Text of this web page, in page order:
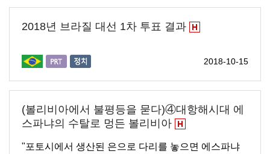
2018년 브라질 대선 1차 투표 결과
2018-10-15
(볼리비아에서 불평등을 묻다)④대항해시대 에
스파냐의 수탈로 멍든 볼리비아
"포토시에서 생산된 은으로 다리를 놓으면 에스파냐